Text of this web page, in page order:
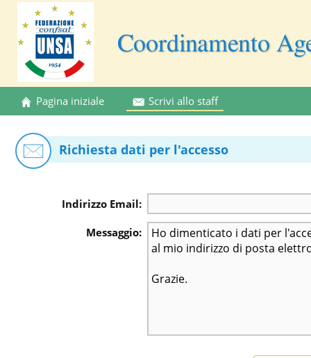
Coordinamento
Pagina iniziale Scrivi allo staff
Richiesta dati per l'accesso
Indirizzo Email:
Messaggio: